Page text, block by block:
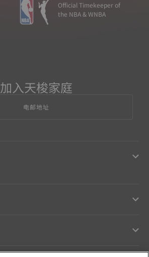
Official Timekeeper of
the NBA & WNBA
加入天梭家庭
电邮地址